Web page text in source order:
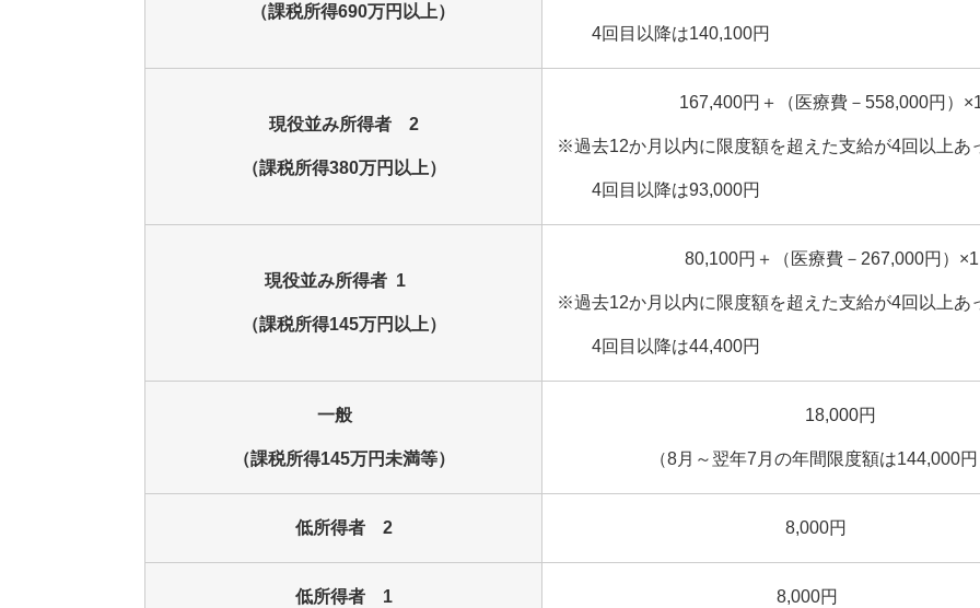
（課税所得690万円以上）
4回目以降は140,100円
現役並み所得者 2
（課税所得380万円以上）
167,400円＋（医療費－558,000円）
※過去12か月以内に限度額を超えた支給が4回以上あ
4回目以降は93,000円
現役並み所得者 1
（課税所得145万円以上）
80,100円＋（医療費－267,000円）×1
※過去12か月以内に限度額を超えた支給が4回以上あ
4回目以降は44,400円
一般
（課税所得145万円未満等）
18,000円
（8月～翌年7月の年間限度額は
低所得者 2 8,000円
低所得者 1 8,000円